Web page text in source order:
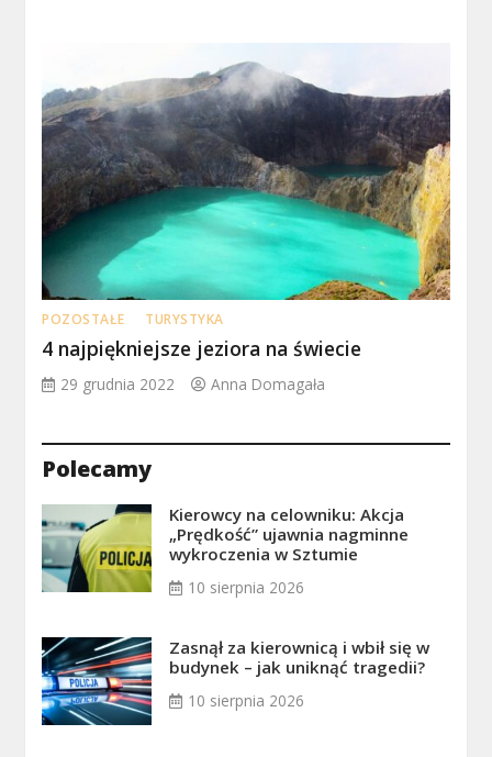
POZOSTAŁE TURYSTYKA
4 najpiękniejsze jeziora na świecie
29 grudnia 2022 Anna Domagała
Polecamy
Kierowcy na celowniku: Akcja
„Prędkość” ujawnia nagminne
wykroczenia w Sztumie
10 sierpnia 2026
Zasnął za kierownicą i wbił się w
budynek – jak uniknąć tragedii?
10 sierpnia 2026